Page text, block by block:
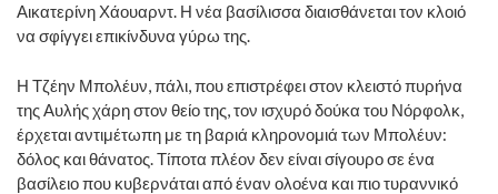
Αικατερίνη Χάουαρντ. Η νέα βασίλισσα διαισθάνεται τον κλοιό
να σφίγγει επικίνδυνα γύρω της.
Η Τζέην Μπολέυν, πάλι, που επιστρέφει στον κλειστό πυρήνα
της Αυλής χάρη στον θείο της, τον ισχυρό δούκα του Νόρφολκ,
έρχεται αντιμέτωπη με τη βαριά κληρονομιά των Μπολέυν:
δόλος και θάνατος. Τίποτα πλέον δεν είναι σίγουρο σε ένα
βασίλειο που κυβερνάται από έναν ολοένα και πιο τυραννικό